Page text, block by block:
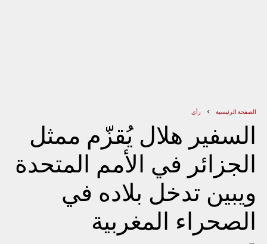
الصفحة الرئيسية رأي
السفير هلال يُقزّم ممثل
الجزائر في الأمم المتحدة
ويبين تدخل بلاده في
الصحراء المغربية